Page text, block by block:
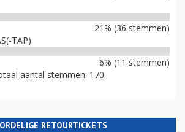
21% (36 stemmen)
TAP)
6% (11 stemmen)
aantal stemmen: 170
RETOURTICKETS